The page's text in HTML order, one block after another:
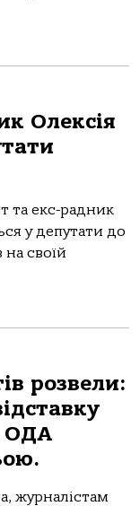
Олексія
та екс-радник
у депутати до
на своїй
розвели:
ОДА
журналістам